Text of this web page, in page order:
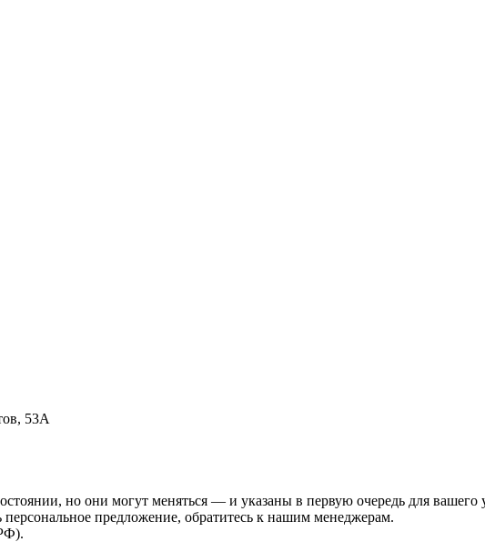
53А
но они могут меняться — и указаны в первую очередь для вашего
предложение, обратитесь к нашим менеджерам.